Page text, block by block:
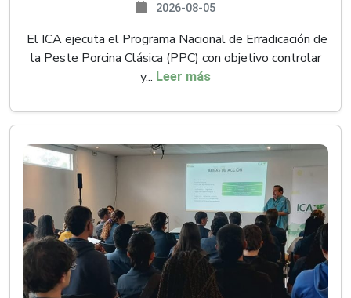
2026-08-05
El ICA ejecuta el Programa Nacional de Erradicación de
la Peste Porcina Clásica (PPC) con objetivo controlar
y... Leer más